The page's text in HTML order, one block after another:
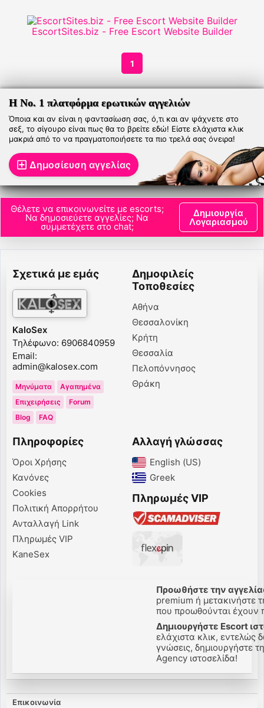
EscortSites.biz - Free Escort Website Builder
1
Η Νο. 1 πλατφόρμα ερωτικών αγγελιών
Όποια και αν είναι η φαντασίωση σας, ό,τι και αν ψάχνετε στο
σεξ, το σίγουρο είναι πως θα το βρείτε εδώ! Είστε ελάχιστα κλικ
μακριά από το να πραγματοποιήσετε τα πιο τρελά σας όνειρα!
Δημοσίευση αγγελίας
Θέλετε να επικοινωνείτε με escorts;
Να δημοσιεύετε αγγελίες; Να
συμμετέχετε στο chat;
Δημιουργία
Λογαριασμού
Σχετικά με εμάς
KaloSex
Τηλέφωνο: 6906840959
Email:
admin@kalosex.com
Μηνύματα
Αγαπημένα
Επιχειρήσεις
Forum
Blog
FAQ
Δημοφιλείς
Τοποθεσίες
Αθήνα
Θεσσαλονίκη
Κρήτη
Θεσσαλία
Πελοπόννησος
Θράκη
Πληροφορίες
Όροι Χρήσης
Κανόνες
Cookies
Πολιτική Απορρήτου
Ανταλλαγή Link
Πληρωμές VIP
KaneSex
Αλλαγή γλώσσας
English (US)‎
Greek‎
Πληρωμές VIP
Προωθήστε την
premium ή μετακινήστε
που προωθούνται έχουν
Δημιουργήστε Escort
ελάχιστα κλικ, εντελώς
γνώσεις, δημιουργήστε
Agency ιστοσελίδα!
Επικοινωνία